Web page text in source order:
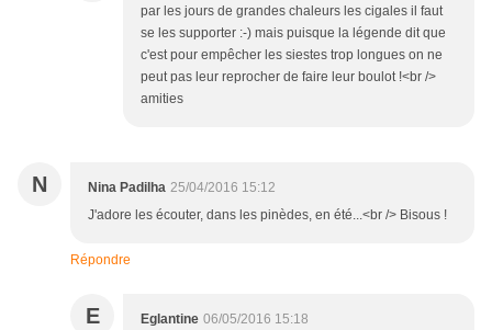
par les jours de grandes chaleurs les cigales il faut
se les supporter :-) mais puisque la légende dit que
c'est pour empêcher les siestes trop longues on ne
peut pas leur reprocher de faire leur boulot !<br />
amities
N Nina Padilha 25/04/2016 15:12
J'adore les écouter, dans les pinèdes, en été...<br /> Bisous !
Répondre
E Eglantine 06/05/2016 15:18